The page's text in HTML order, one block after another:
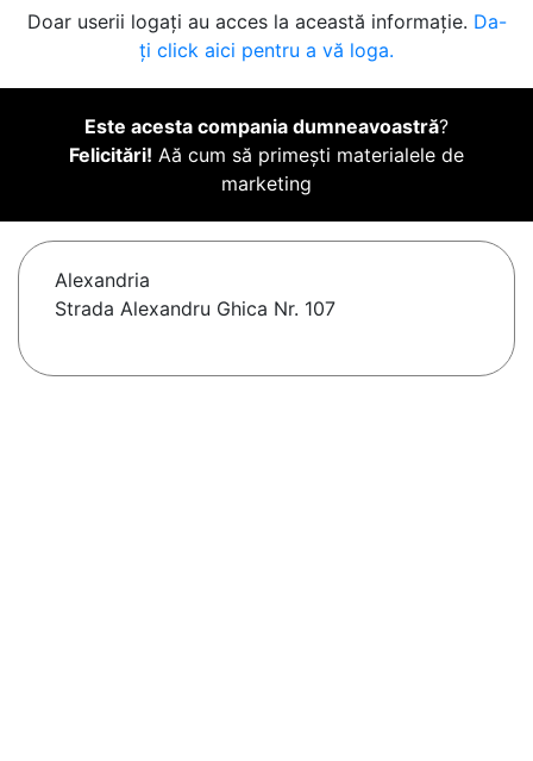
Doar userii logați au acces la această informație. Da-
ți click aici pentru a vă loga.
Este acesta compania dumneavoastră?
Felicitări! Aă cum să primești materialele de
marketing
Alexandria
Strada Alexandru Ghica Nr. 107